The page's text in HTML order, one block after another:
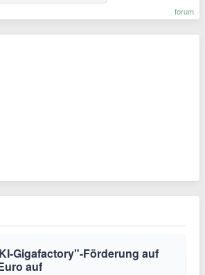
forum
Gigafactory"-Förderung auf
auf